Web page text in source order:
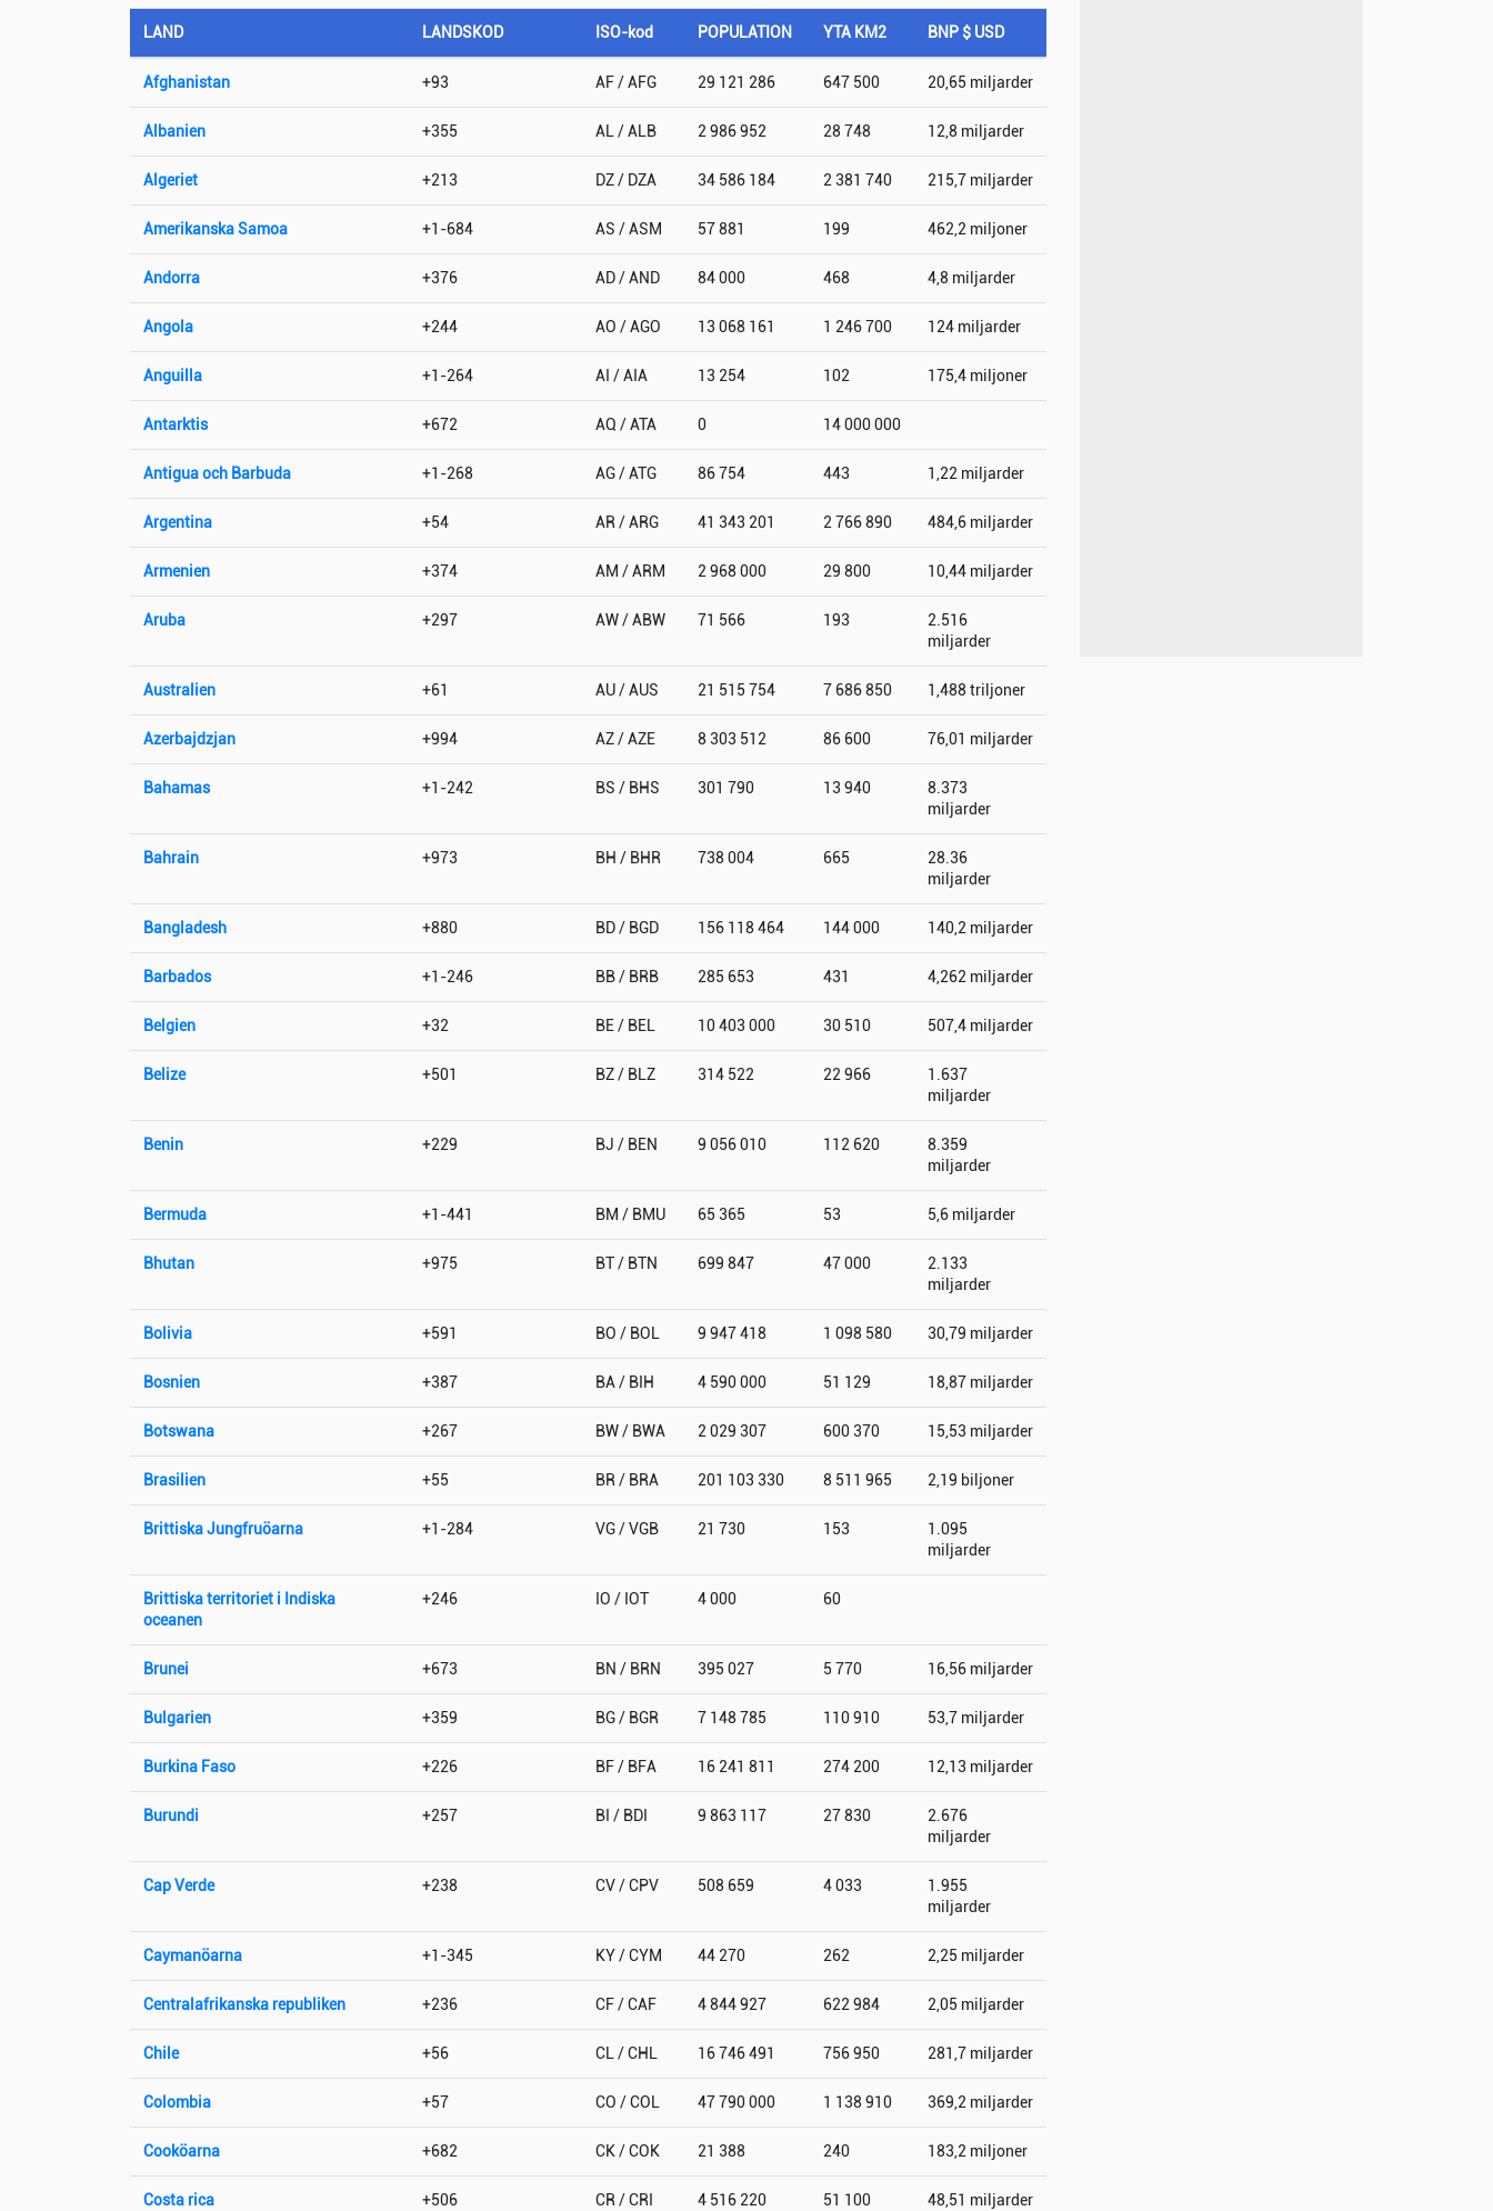
LAND LANDSKOD ISO-kod POPULATION YTA KM2 BNP $ USD
Afghanistan +93 AF / AFG 29 121 286 647 500 20,65 miljarder
Albanien +355 AL / ALB 2 986 952 28 748 12,8 miljarder
Algeriet +213 DZ / DZA 34 586 184 2 381 740 215,7 miljarder
Amerikanska Samoa +1-684 AS / ASM 57 881 199 462,2 miljoner
Andorra +376 AD / AND 84 000 468 4,8 miljarder
Angola +244 AO / AGO 13 068 161 1 246 700 124 miljarder
Anguilla +1-264 AI / AIA 13 254 102 175,4 miljoner
Antarktis +672 AQ / ATA 0 14 000 000
Antigua och Barbuda +1-268 AG / ATG 86 754 443 1,22 miljarder
Argentina +54 AR / ARG 41 343 201 2 766 890 484,6 miljarder
Armenien +374 AM / ARM 2 968 000 29 800 10,44 miljarder
Aruba +297 AW / ABW 71 566 193
2.516
miljarder
Australien +61 AU / AUS 21 515 754 7 686 850 1,488 triljoner
Azerbajdzjan +994 AZ / AZE 8 303 512 86 600 76,01 miljarder
Bahamas +1-242 BS / BHS 301 790 13 940
8.373
miljarder
Bahrain +973 BH / BHR 738 004 665
28.36
miljarder
Bangladesh +880 BD / BGD 156 118 464 144 000 140,2 miljarder
Barbados +1-246 BB / BRB 285 653 431 4,262 miljarder
Belgien +32 BE / BEL 10 403 000 30 510 507,4 miljarder
Belize +501 BZ / BLZ 314 522 22 966
1.637
miljarder
Benin +229 BJ / BEN 9 056 010 112 620
8.359
miljarder
Bermuda +1-441 BM / BMU 65 365 53 5,6 miljarder
Bhutan +975 BT / BTN 699 847 47 000
2.133
miljarder
Bolivia +591 BO / BOL 9 947 418 1 098 580 30,79 miljarder
Bosnien +387 BA / BIH 4 590 000 51 129 18,87 miljarder
Botswana +267 BW / BWA 2 029 307 600 370 15,53 miljarder
Brasilien +55 BR / BRA 201 103 330 8 511 965 2,19 biljoner
Brittiska Jungfruöarna +1-284 VG / VGB 21 730 153
1.095
miljarder
Brittiska territoriet i Indiska
oceanen
+246 IO / IOT 4 000 60
Brunei +673 BN / BRN 395 027 5 770 16,56 miljarder
Bulgarien +359 BG / BGR 7 148 785 110 910 53,7 miljarder
Burkina Faso +226 BF / BFA 16 241 811 274 200 12,13 miljarder
Burundi +257 BI / BDI 9 863 117 27 830
2.676
miljarder
Cap Verde +238 CV / CPV 508 659 4 033
1.955
miljarder
Caymanöarna +1-345 KY / CYM 44 270 262 2,25 miljarder
Centralafrikanska republiken +236 CF / CAF 4 844 927 622 984 2,05 miljarder
Chile +56 CL / CHL 16 746 491 756 950 281,7 miljarder
Colombia +57 CO / COL 47 790 000 1 138 910 369,2 miljarder
Cooköarna +682 CK / COK 21 388 240 183,2 miljoner
Costa rica +506 CR / CRI 4 516 220 51 100 48,51 miljarder